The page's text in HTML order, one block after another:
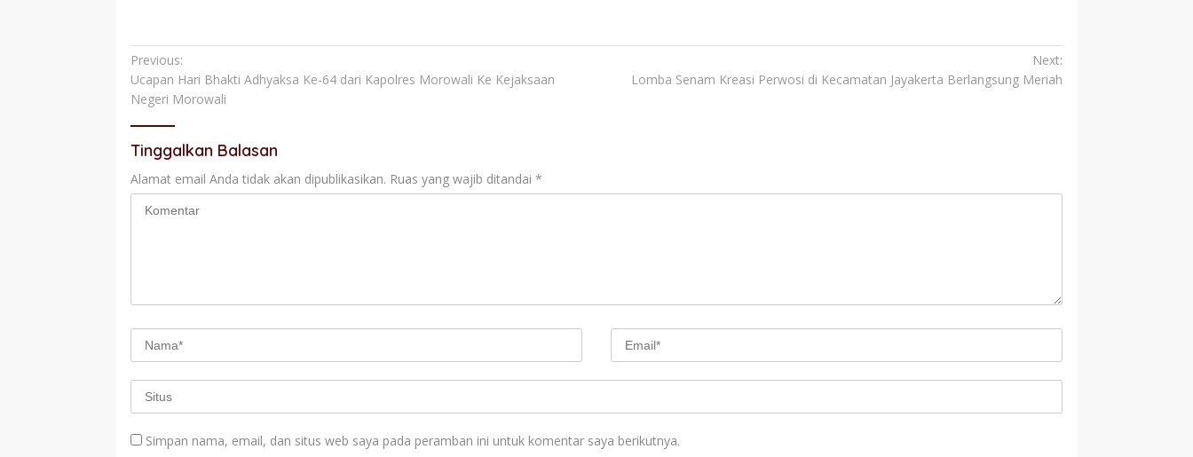
Navigasi
pos
Previous:
Ucapan Hari Bhakti Adhyaksa Ke-64 dari Kapolres Morowali Ke Kejaksaan
Negeri Morowali
Next:
Lomba Senam Kreasi Perwosi di Kecamatan Jayakerta Berlangsung Meriah
Tinggalkan Balasan
Alamat email Anda tidak akan dipublikasikan. Ruas yang wajib ditandai *
Simpan nama, email, dan situs web saya pada peramban ini untuk komentar saya berikutnya.